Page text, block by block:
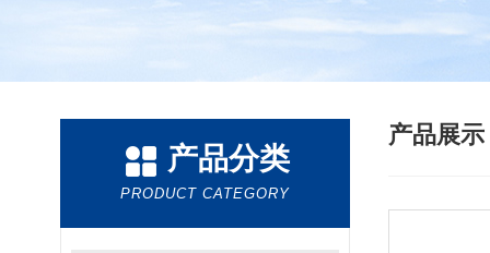
产品分类
PRODUCT CATEGORY
产品展示